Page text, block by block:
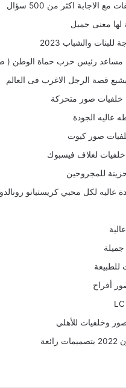
الاجابة اكثر من 500 سؤال
لها معنى جميل
والشباب 2023
مساعد رئيس حزب حماة الوطن (
قصة الرجل الاغرب فى العالم
صور متحركة
الجودة
صور كيوت
لغلاف فيسبوك
للمجروحين
عاليه لكل محبي كريستيانو رونالدو
أفراح
وخلفيات للأهلي